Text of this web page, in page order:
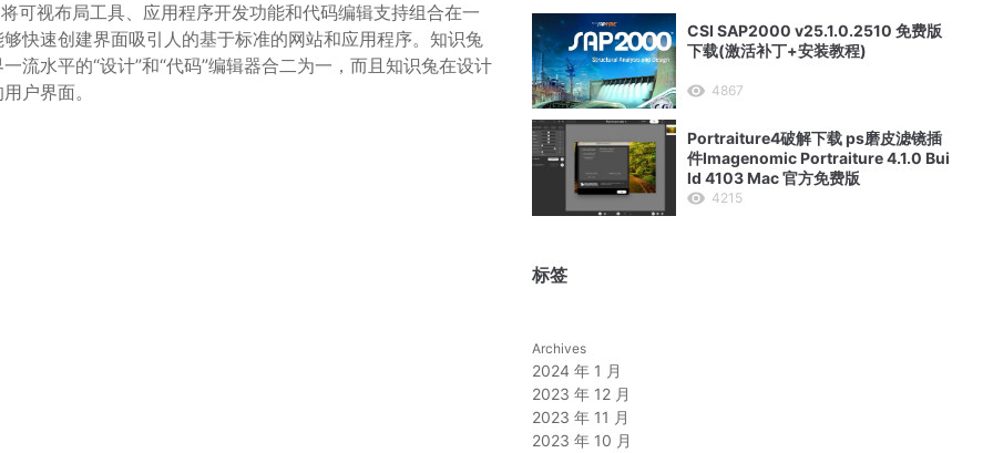
视布局工具、应用程序开发功能和代码编辑支持组合在一
快速创建界面吸引人的基于标准的网站和应用程序。知识兔
流水平的“设计”和“代码”编辑器合二为一，而且知识兔在设计
户界面。
CSI SAP2000 v25.1.0.2510 免费版
下载(激活补丁+安装教程)
4867
Portraiture4破解下载 ps磨皮滤镜插
件Imagenomic Portraiture 4.1.0 Bui
ld 4103 Mac 官方免费版
4215
标签
Archives
2024 年 1 月
2023 年 12 月
2023 年 11 月
2023 年 10 月